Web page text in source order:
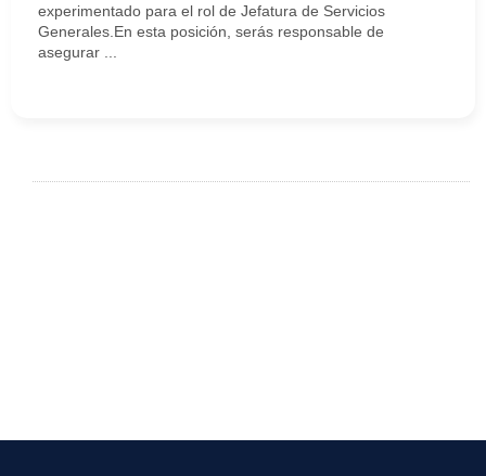
experimentado para el rol de Jefatura de Servicios
Generales.En esta posición, serás responsable de
asegurar ...